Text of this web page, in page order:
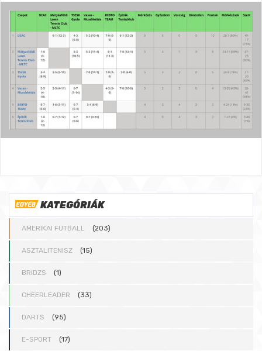
KATEGÓRIÁK
AMERIKAI FUTBALL (203)
ASZTALITENISZ (15)
BRIDZS (1)
CHEERLEADER (33)
DARTS (95)
E-SPORT (17)